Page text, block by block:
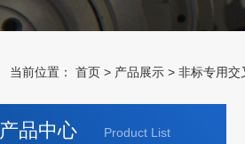
当前位置： 首页> 产品展示> 非标专用交
产品中心 Product List